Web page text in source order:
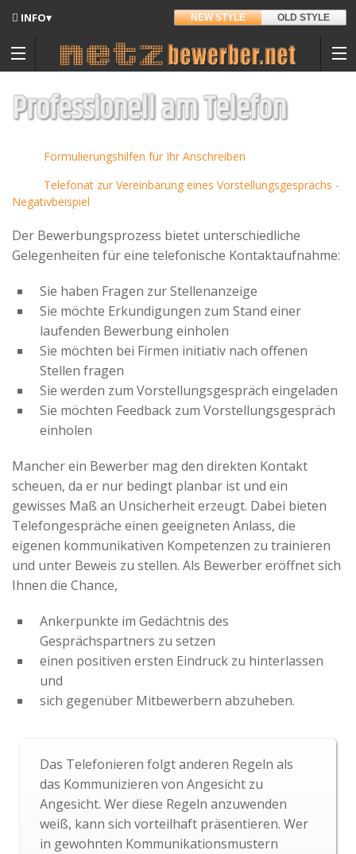
NEW STYLE OLD STYLE
INFO▾
Updates
Entwickler
Hintergrund
Sitemap
Kontakt
Datenschutz
Nutzungsbedingungen
Spenden
Advertiser
Materialpool für Bewerber
Professionell am Telefon
Formulierungshilfen für Ihr Anschreiben
Telefonat zur Vereinbarung eines Vorstellungsgesprächs -
Negativbeispiel
Der Bewerbungsprozess bietet unterschiedliche
Gelegenheiten für eine telefonische Kontaktaufnahme:
Sie haben Fragen zur Stellenanzeige
Sie möchte Erkundigungen zum Stand einer
laufenden Bewerbung einholen
Sie möchten bei Firmen initiativ nach offenen
Stellen fragen
Sie werden zum Vorstellungsgespräch eingeladen
Sie möchten Feedback zum Vorstellungsgespräch
einholen
Mancher ein Bewerber mag den direkten Kontakt
scheuen, da er nur bedingt planbar ist und ein
gewisses Maß an Unsicherheit erzeugt. Dabei bieten
Telefongespräche einen geeigneten Anlass, die
eigenen kommunikativen Kompetenzen zu trainieren
und unter Beweis zu stellen. Als Bewerber eröffnet sich
Ihnen die Chance,
Ankerpunkte im Gedächtnis des
Gesprächspartners zu setzen
einen positiven ersten Eindruck zu hinterlassen
und
sich gegenüber Mitbewerbern abzuheben.
Das Telefonieren folgt anderen Regeln als
das Kommunizieren von Angesicht zu
Angesicht. Wer diese Regeln anzuwenden
weiß, kann sich vorteilhaft präsentieren. Wer
in gewohnten Kommunikationsmustern